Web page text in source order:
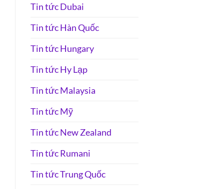
Tin tức Dubai
Tin tức Hàn Quốc
Tin tức Hungary
Tin tức Hy Lạp
Tin tức Malaysia
Tin tức Mỹ
Tin tức New Zealand
Tin tức Rumani
Tin tức Trung Quốc